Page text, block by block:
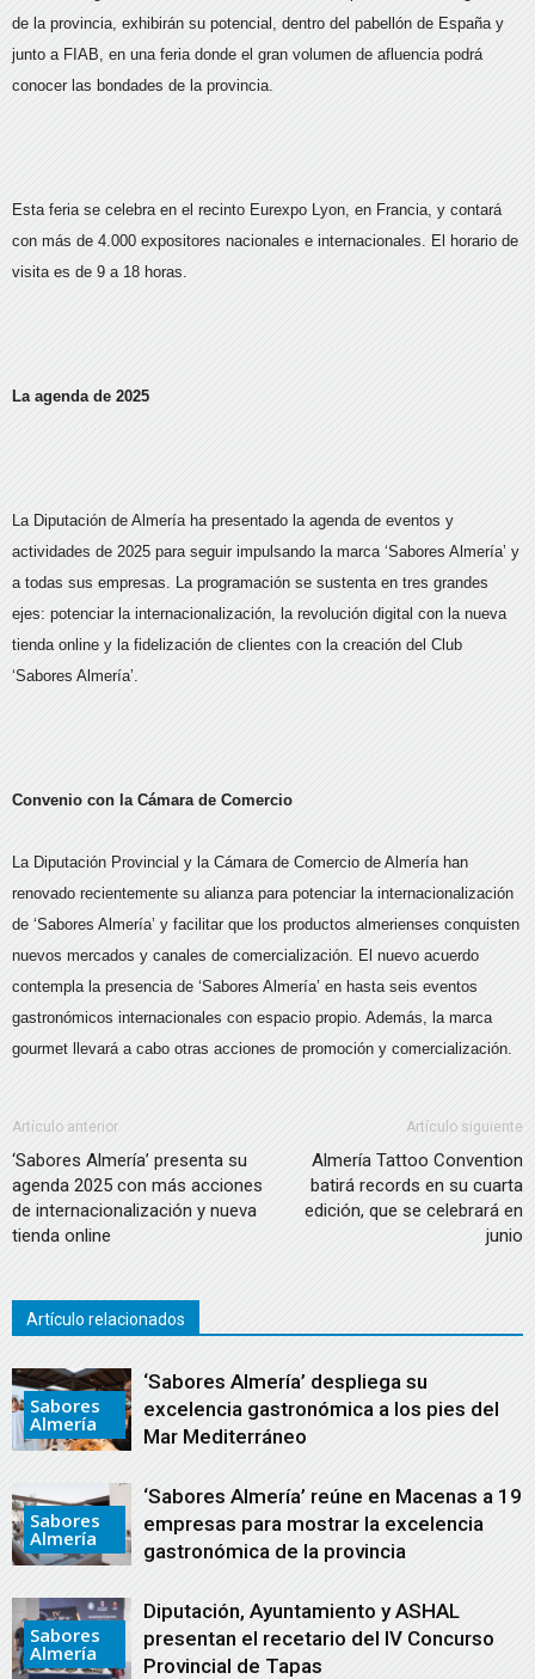
de la provincia, exhibirán su potencial, dentro del pabellón de España y
junto a FIAB, en una feria donde el gran volumen de afluencia podrá
conocer las bondades de la provincia.
Esta feria se celebra en el recinto Eurexpo Lyon, en Francia, y contará
con más de 4.000 expositores nacionales e internacionales. El horario de
visita es de 9 a 18 horas.
La agenda de 2025
La Diputación de Almería ha presentado la agenda de eventos y
actividades de 2025 para seguir impulsando la marca ‘Sabores Almería’ y
a todas sus empresas. La programación se sustenta en tres grandes
ejes: potenciar la internacionalización, la revolución digital con la nueva
tienda online y la fidelización de clientes con la creación del Club
‘Sabores Almería’.
Convenio con la Cámara de Comercio
La Diputación Provincial y la Cámara de Comercio de Almería han
renovado recientemente su alianza para potenciar la internacionalización
de ‘Sabores Almería’ y facilitar que los productos almerienses conquisten
nuevos mercados y canales de comercialización. El nuevo acuerdo
contempla la presencia de ‘Sabores Almería’ en hasta seis eventos
gastronómicos internacionales con espacio propio. Además, la marca
gourmet llevará a cabo otras acciones de promoción y comercialización.
Artículo anterior
‘Sabores Almería’ presenta su
agenda 2025 con más acciones
de internacionalización y nueva
tienda online
Artículo siguiente
Almería Tattoo Convention
batirá records en su cuarta
edición, que se celebrará en
junio
Artículo relacionados
Sabores
Almería
‘Sabores Almería’ despliega su
excelencia gastronómica a los pies del
Mar Mediterráneo
Sabores
Almería
‘Sabores Almería’ reúne en Macenas a 19
empresas para mostrar la excelencia
gastronómica de la provincia
Sabores
Almería
Diputación, Ayuntamiento y ASHAL
presentan el recetario del IV Concurso
Provincial de Tapas